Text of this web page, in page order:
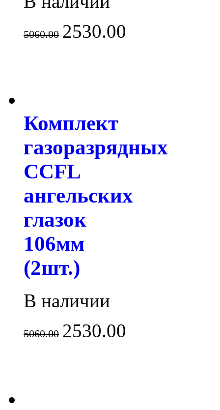
5060.00 2530.00
Комплект
газоразрядных
CCFL
ангельских
глазок
106мм
(2шт.)
В наличии
5060.00 2530.00